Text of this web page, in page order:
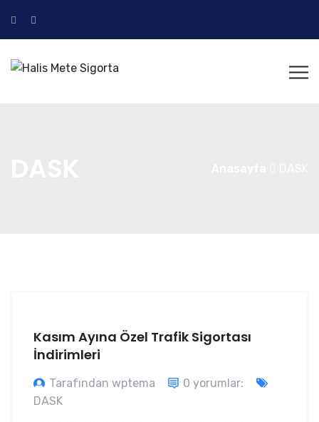
Kasım Ayına Özel Trafik Sigortası
İndirimleri
Tarafından wptema
0 yorumlar:
DASK